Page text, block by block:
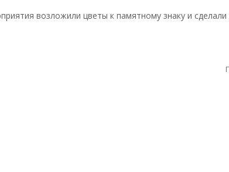
возложили цветы к памятному знаку и